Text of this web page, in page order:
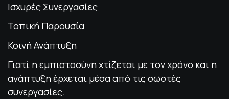
Ισχυρές Συνεργασίες
Τοπική Παρουσία
Κοινή Ανάπτυξη
Γιατί η εμπιστοσύνη χτίζεται με τον χρόνο και η
ανάπτυξη έρχεται μέσα από τις σωστές
συνεργασίες.